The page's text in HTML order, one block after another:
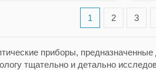
1 2 3
приборы,
тщательно и детально